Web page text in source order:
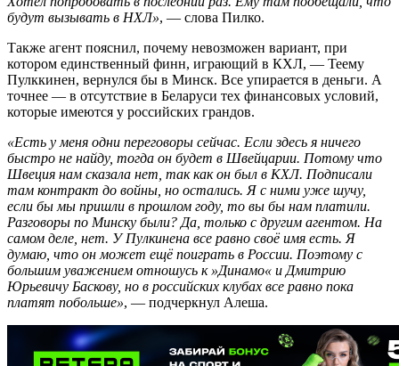
будут вызывать в НХЛ», — слова Пилко.
Также агент пояснил, почему невозможен вариант, при
котором единственный финн, играющий в КХЛ, — Теему
Пулккинен, вернулся бы в Минск. Все упирается в деньги. А
точнее — в отсутствие в Беларуси тех финансовых условий,
которые имеются у российских грандов.
«Есть у меня одни переговоры сейчас. Если здесь я ничего
быстро не найду, тогда он будет в Швейцарии. Потому что
Швеция нам сказала нет, так как он был в КХЛ. Подписали
там контракт до войны, но остались. Я с ними уже шучу,
если бы мы пришли в прошлом году, то вы бы нам платили.
Разговоры по Минску были? Да, только с другим агентом. На
самом деле, нет. У Пулкинена все равно своё имя есть. Я
думаю, что он может ещё поиграть в России. Поэтому с
большим уважением отношусь к »Динамо« и Дмитрию
Юрьевичу Баскову, но в российских клубах все равно пока
платят побольше», — подчеркнул Алеша.